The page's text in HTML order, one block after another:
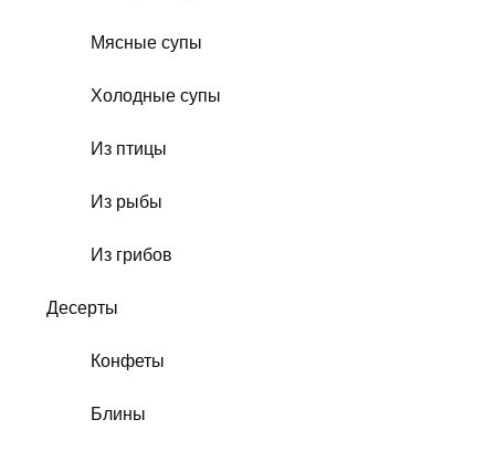
Мясные супы
Холодные супы
Из птицы
Из рыбы
Из грибов
Десерты
Конфеты
Блины